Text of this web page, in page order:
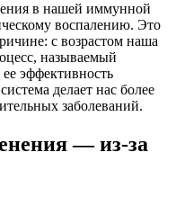
в нашей иммунной
воспалению. Это
с возрастом наша
называемый
эффективность
делает нас более
заболеваний.
— из-за